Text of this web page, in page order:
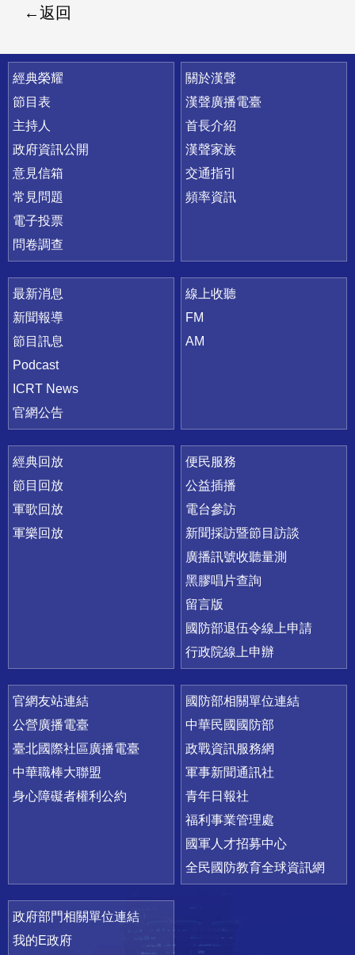
返回
快速連結
經典榮耀
節目表
主持人
政府資訊公開
意見信箱
常見問題
電子投票
問卷調查
關於漢聲
漢聲廣播電臺
首長介紹
漢聲家族
交通指引
頻率資訊
最新消息
新聞報導
節目訊息
Podcast
ICRT News
官網公告
線上收聽
FM
AM
經典回放
節目回放
軍歌回放
軍樂回放
便民服務
公益插播
電台參訪
新聞採訪暨節目訪談
廣播訊號收聽量測
黑膠唱片查詢
留言版
國防部退伍令線上申請
行政院線上申辦
官網友站連結
公營廣播電臺
臺北國際社區廣播電臺
中華職棒大聯盟
身心障礙者權利公約
國防部相關單位連結
中華民國國防部
政戰資訊服務網
軍事新聞通訊社
青年日報社
福利事業管理處
國軍人才招募中心
全民國防教育全球資訊網
政府部門相關單位連結
我的E政府